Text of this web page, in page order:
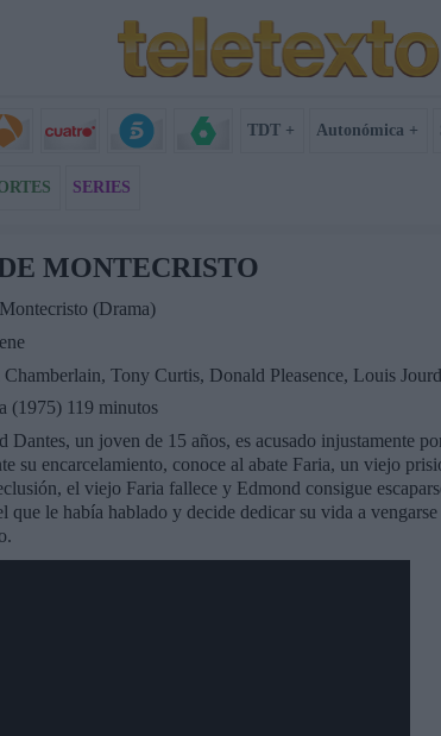
TDT + Autonómica +
SERIES
MONTECRISTO
(Drama)
Chamberlain, Tony Curtis, Donald Pleasence, Louis
(1975) 119 minutos
Dantes, un joven de 15 años, es acusado injustamente
su encarcelamiento, conoce al abate Faria, un viejo
el viejo Faria fallece y Edmond consigue
que le había hablado y decide dedicar su vida a